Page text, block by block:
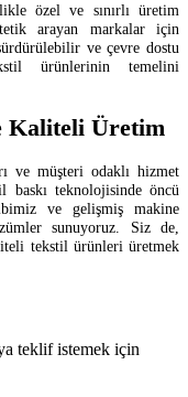
özel ve sınırlı üretim
arayan markalar için
ve çevre dostu
ürünlerinin temelini
Kaliteli Üretim
ve müşteri odaklı hizmet
baskı teknolojisinde öncü
ve gelişmiş makine
sunuyoruz. Siz de,
tekstil ürünleri üretmek
teklif istemek için